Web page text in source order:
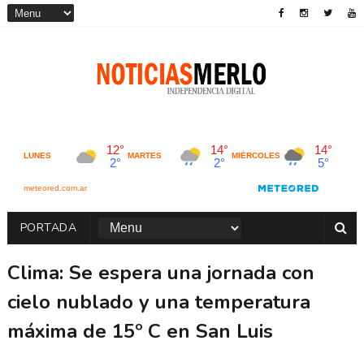
PORTADA
Clima: Se espera una jornada con
cielo nublado y una temperatura
máxima de 15º C en San Luis